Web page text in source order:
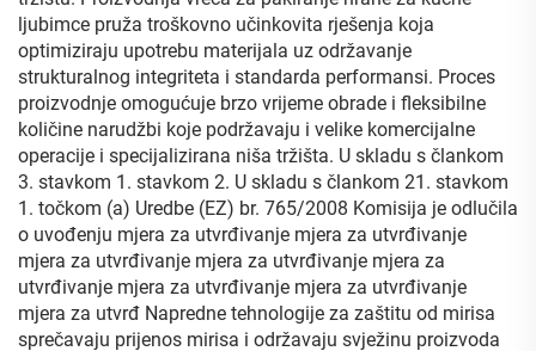
ljubimce pruža troškovno učinkovita rješenja koja
optimiziraju upotrebu materijala uz održavanje
strukturalnog integriteta i standarda performansi. Proces
proizvodnje omogućuje brzo vrijeme obrade i fleksibilne
količine narudžbi koje podržavaju i velike komercijalne
operacije i specijalizirana niša tržišta. U skladu s člankom
3. stavkom 1. stavkom 2. U skladu s člankom 21. stavkom
1. točkom (a) Uredbe (EZ) br. 765/2008 Komisija je odlučila
o uvođenju mjera za utvrđivanje mjera za utvrđivanje
mjera za utvrđivanje mjera za utvrđivanje mjera za
utvrđivanje mjera za utvrđivanje mjera za utvrđivanje
mjera za utvrđ Napredne tehnologije za zaštitu od mirisa
sprečavaju prijenos mirisa i održavaju svježinu proizvoda